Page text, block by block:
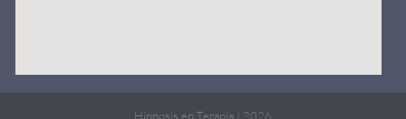
Hipnosis en Terapia | 2026